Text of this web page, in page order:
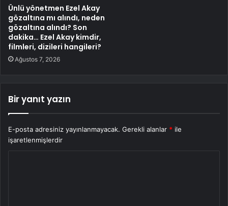
Ünlü yönetmen Ezel Akay
gözaltına mı alındı, neden
gözaltına alındı? Son
dakika… Ezel Akay kimdir,
filmleri, dizileri hangileri?
Ağustos 7, 2026
Bir yanıt yazın
E-posta adresiniz yayınlanmayacak. Gerekli alanlar * ile
işaretlenmişlerdir